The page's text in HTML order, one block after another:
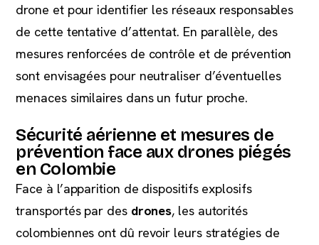
drone et pour identifier les réseaux responsables
de cette tentative d’attentat. En parallèle, des
mesures renforcées de contrôle et de prévention
sont envisagées pour neutraliser d’éventuelles
menaces similaires dans un futur proche.
Sécurité aérienne et mesures de
prévention face aux drones piégés
en Colombie
Face à l’apparition de dispositifs explosifs
transportés par des drones, les autorités
colombiennes ont dû revoir leurs stratégies de